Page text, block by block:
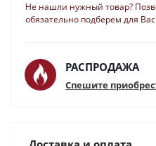
Не нашли нужный товар?
обязательно подберем для
РАСПРОДАЖА
Спешите